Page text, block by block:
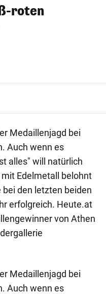
roten
Medaillenjagd bei
Auch wenn es
alles" will natürlich
Edelmetall belohnt
den letzten beiden
erfolgreich. Heute.at
von Athen
Medaillenjagd bei
Auch wenn es